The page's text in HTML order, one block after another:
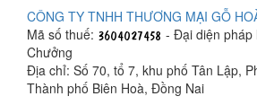
CÔNG TY TNHH THƯƠNG MẠI GỖ
Mã số thuế:
- Đại diện pháp
Chưởng
Địa chỉ: Số 70, tổ 7, khu phố Tân Lập,
Thành phố Biên Hoà, Đồng Nai